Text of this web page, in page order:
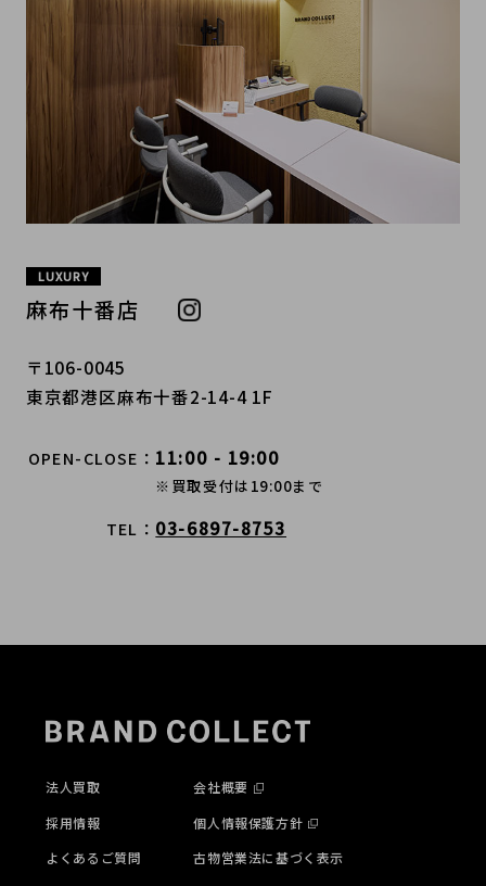
LUXURY
麻布十番店
〒106-0045
東京都港区麻布十番2-14-4 1F
OPEN-CLOSE 11:00 - 19:00
※買取受付は19:00まで
TEL 03-6897-8753
法人買取
採用情報
よくあるご質問
会社概要
個人情報保護方針
古物営業法に基づく表示